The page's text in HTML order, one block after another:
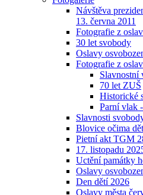
Návštěva
13. června 2011
Fotografie z
30 let svobody
Oslavy
Fotografie z
Slavnostní
70 let ZUŠ
Historické
Parní vlak
Slavnosti
Blovice očima
Pietní akt TGM
17. listopadu
Uctění památky
Oslavy
Den dětí 2026
Oslavy města